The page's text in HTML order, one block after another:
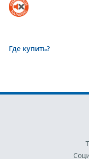
Где купить?